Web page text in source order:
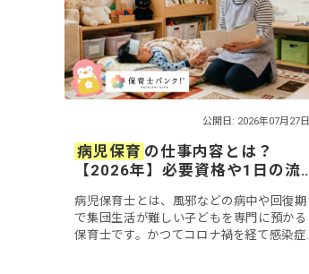
公開日: 2026年07月27日
病児保育 の仕事内容とは？
【2026年】必要資格や1日の流
リット
病児保育士とは、風邪などの病中や回復期
で集団生活が難しい子どもを専門に預かる
保育士です。かつてコロナ禍を経て感染症